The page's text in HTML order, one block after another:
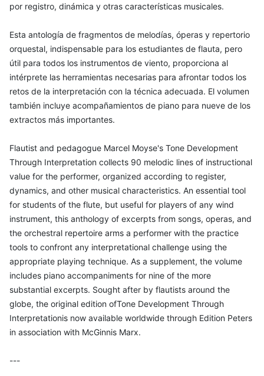
por registro, dinámica y otras características musicales.
Esta antología de fragmentos de melodías, óperas y repertorio
orquestal, indispensable para los estudiantes de flauta, pero
útil para todos los instrumentos de viento, proporciona al
intérprete las herramientas necesarias para afrontar todos los
retos de la interpretación con la técnica adecuada. El volumen
también incluye acompañamientos de piano para nueve de los
extractos más importantes.
Flautist and pedagogue Marcel Moyse's Tone Development
Through Interpretation collects 90 melodic lines of instructional
value for the performer, organized according to register,
dynamics, and other musical characteristics. An essential tool
for students of the flute, but useful for players of any wind
instrument, this anthology of excerpts from songs, operas, and
the orchestral repertoire arms a performer with the practice
tools to confront any interpretational challenge using the
appropriate playing technique. As a supplement, the volume
includes piano accompaniments for nine of the more
substantial excerpts. Sought after by flautists around the
globe, the original edition ofTone Development Through
Interpretationis now available worldwide through Edition Peters
in association with McGinnis Marx.
---